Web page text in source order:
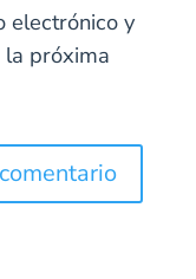
electrónico y
próxima